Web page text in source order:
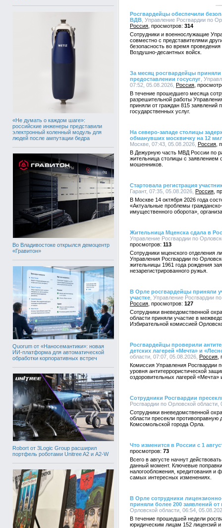
«Не думать о каждом шаге»:
российские инженеры представили
электронный коленный модуль для
людей после ампутации бедра
Во Владивостоке открылся демоцентр
«Гравитон»
Quorum от «Наносемантики»: новая
ИИ-платформа для автоматической
обработки корпоративных встреч
Robort от 3Logic Group расширил
портфель роботами Unitree A2 и A2-W
Росгвардейцы обеспечили
ВДВ , Управление Росгвардии по
Россия
314
Сотрудники и военнослужащие
совместно с представителями
безопасность во время
Воздушно-десантных войск.
За месяц росгвардейцы приняли
предоставлении госуслуг ,
07:52, 05.08.2026, Россия
В течение прошедшего месяца
разрешительной работы
приняли от граждан 815 заявлений
государственных услуг.
На северо-западе столицы
обманувших москвичку на 12
Москве, 07:43, 05.08.2026, Россия
В Дежурную часть МВД России по
жительница столицы с заявлением
мошенников.
Стартовала регистрация
Гарант, 07:35, 05.08.2026, Россия
В Москве 14 октября 2026 года
«Актуальные проблемы
имущественного оборота»,
Жительница Мценска сдала в
Управление Росгвардии по
113
Сотрудники мценского отделения
Управления Росгвардии по
жительницы 1961 года рождения
незарегистрированного ружья.
В Орле росгвардейцы приняли
участке , Управление Росгвардии
Россия
127
Сотрудники вневедомственной
области приняли участие в
Избирательной комиссией
Росгвардейцы проверили
детских лагерей «Мечта» и
области, 07:07, 05.08.2026, Россия
Комиссия Управления Росгвардии
уровня антитеррористической
оздоровительных лагерей «Мечта»
Сотрудники Росгвардии
Росгвардии по Орловской
Сотрудники вневедомственной
области пресекли противоправную
Комсомольской города Орла.
Что изменится в России с 1
73
Всего в августе начнут
данный момент. Ключевые
налогообложения, кредитования и
самых интересных изменениях.
В Орле сотрудники
приняли более 200 заявлений от
Орловской области, 06:54,
В течение прошедшей недели
юридическим лицам 152 лицензий